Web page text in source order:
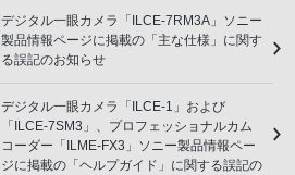
デジタル一眼カメラ「ILCE-7RM3A」ソニー
製品情報ページに掲載の「主な仕様」に関す
る誤記のお知らせ
デジタル一眼カメラ「ILCE-1」および
「ILCE-7SM3」、プロフェッショナルカム
コーダー「ILME-FX3」ソニー製品情報ペー
ジに掲載の「ヘルプガイド」に関する誤記の